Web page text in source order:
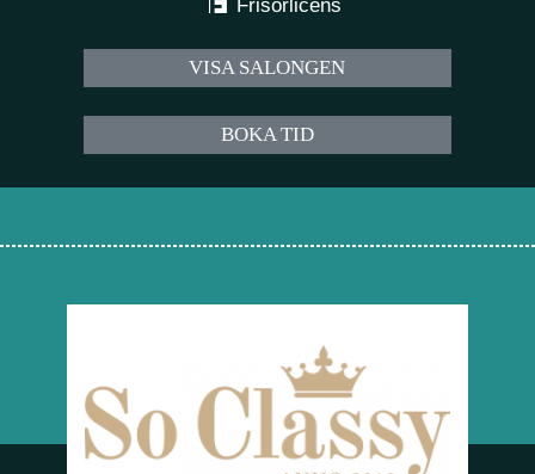
Frisörlicens
VISA SALONGEN
BOKA TID